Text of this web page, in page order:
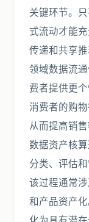
关键环节。
式流动才能
传递和共享
领域数据流
费者提供更
消费者的购
从而提高销
数据资产核
分类、评估
该过程通常
和产品资产